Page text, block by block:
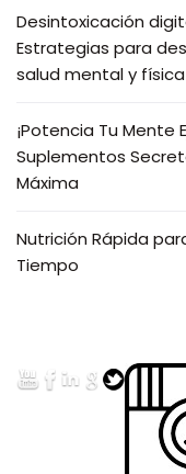
Desintoxicación
Estrategias para
salud mental y física
¡Potencia Tu Mente
Suplementos
Máxima
Nutrición Rápida
Tiempo